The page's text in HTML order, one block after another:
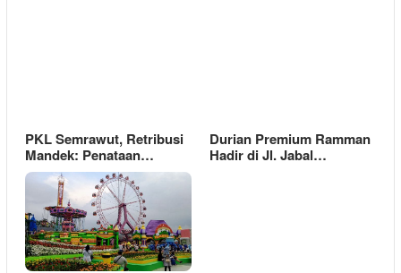
PKL Semrawut, Retribusi
Mandek: Penataan…
Durian Premium Ramman
Hadir di Jl. Jabal…